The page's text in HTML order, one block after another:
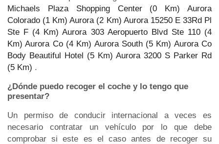
Michaels Plaza Shopping Center (0 Km)
Aurora
Colorado (1 Km) Aurora (2 Km) Aurora 15250 E 33Rd Pl
Ste F (4 Km) Aurora 303 Aeropuerto Blvd Ste 110 (4
Km) Aurora Co (4 Km) Aurora South (5 Km) Aurora Co
Body Beautiful Hotel (5 Km) Aurora 3200 S Parker Rd
(5 Km) .
¿Dónde puedo recoger el coche y lo tengo que
presentar?
Un permiso de conducir internacional a veces es
necesario contratar un vehículo por lo que debe
comprobar si este es el caso antes de recoger su